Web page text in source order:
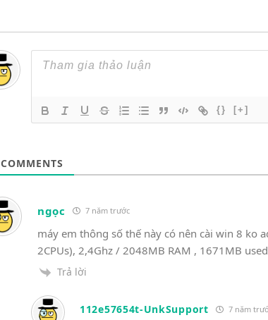
{} [+]
COMMENTS
ngọc 7 năm trước
máy em thông số thế này có nên cài win 8 ko
2CPUs), 2,4Ghz / 2048MB RAM , 1671MB used
Trả lời
112e57654t-UnkSupport 7 năm